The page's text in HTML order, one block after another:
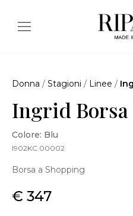
Donna / Stagioni / Linee /
Ingrid Borsa
Colore: Blu
I902KC.00002
Borsa a Shopping
€ 347